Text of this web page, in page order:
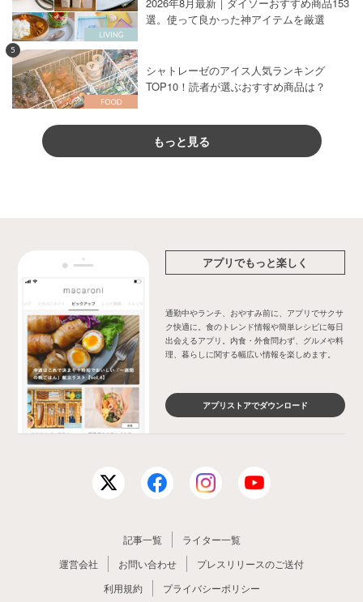
選。使って良かった神アイテムを厳選
5
シャトレーゼのアイス人気ランキング
TOP10！読者が選ぶおすすめ商品は？
もっと見る
アプリでもっと楽しく
通勤中やランチ、おやすみ前に、アプリでサクサ
ク快適に。食のトレンド情報や簡単レシピに毎日
出会えるアプリ。内食・外食問わず、グルメや料
理、暮らしに関する幅広い情報を楽しめます。
アプリストアでダウンロード
記事一覧
ライター一覧
運営会社
お問い合わせ
プレスリリースのご送付
利用規約
プライバシーポリシー